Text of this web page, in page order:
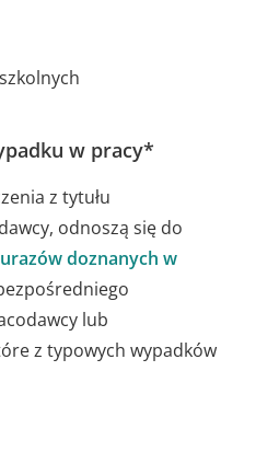
w pracy*
z tytułu
odnoszą się do
doznanych w
lub
z typowych wypadków